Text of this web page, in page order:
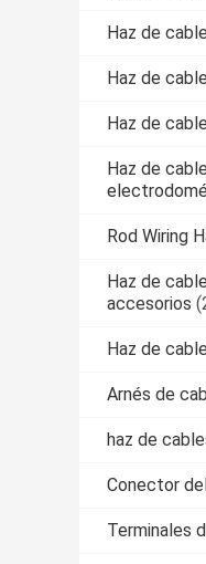
Haz de
Haz de
Haz de
Haz de
Rod Wiring
Haz de
accesorios
Haz de
Arnés de
haz de
Conector
Terminales